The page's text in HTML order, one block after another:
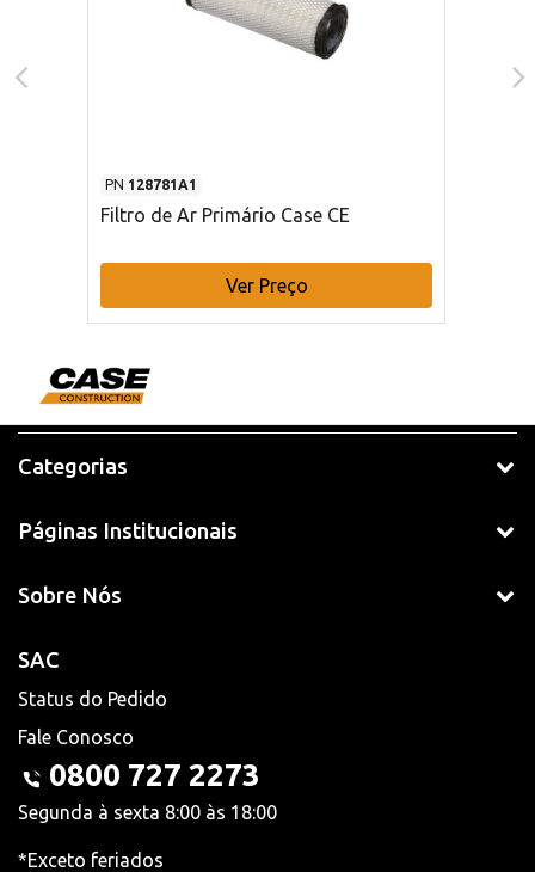
PN 128781A1
Filtro de Ar Primário Case CE
Ver Preço
Categorias
Páginas Institucionais
Sobre Nós
SAC
Status do Pedido
Fale Conosco
0800 727 2273
Segunda à sexta 8:00 às 18:00
*Exceto feriados